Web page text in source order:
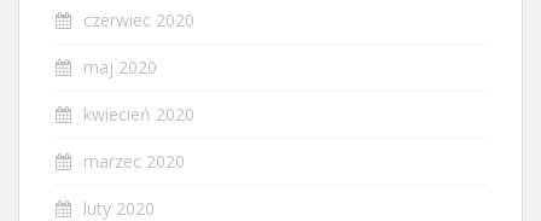
czerwiec 2020
maj 2020
kwiecień 2020
marzec 2020
luty 2020